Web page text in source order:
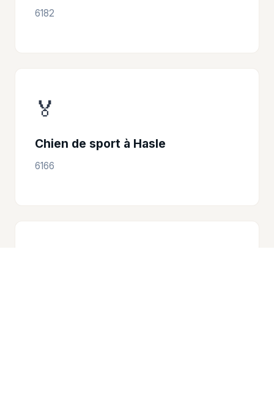
6182
🏅
Chien de sport à Hasle
6166